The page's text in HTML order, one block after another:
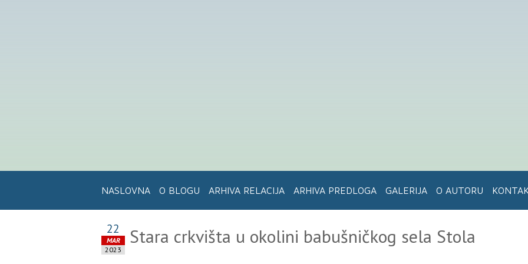
NASLOVNA O BLOGU ARHIVA RELACIJA ARHIVA PREDLOGA GALERIJA O AUTORU
22
MAR
2023
Stara crkvišta u okolini babušničkog sela Stola